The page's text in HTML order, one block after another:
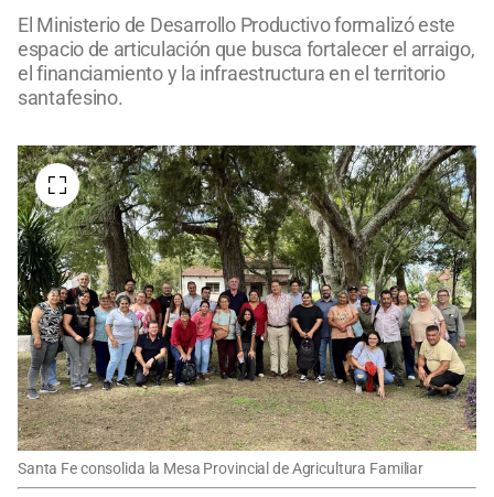
El Ministerio de Desarrollo Productivo formalizó este
espacio de articulación que busca fortalecer el arraigo,
el financiamiento y la infraestructura en el territorio
santafesino.
Santa Fe consolida la Mesa Provincial de Agricultura Familiar